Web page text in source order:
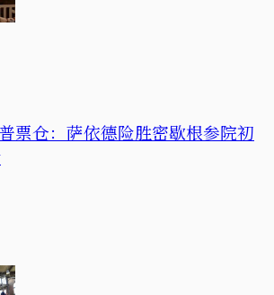
票仓：萨依德险胜密歇根参院初